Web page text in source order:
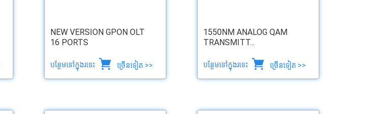
NEW VERSION GPON OLT
16 PORTS
បន្ថែមទៅក្នុងរទេះ ច្រើនទៀត >>
1550NM ANALOG QAM
TRANSMITT...
បន្ថែមទៅក្នុងរទេះ ច្រើនទៀត >>